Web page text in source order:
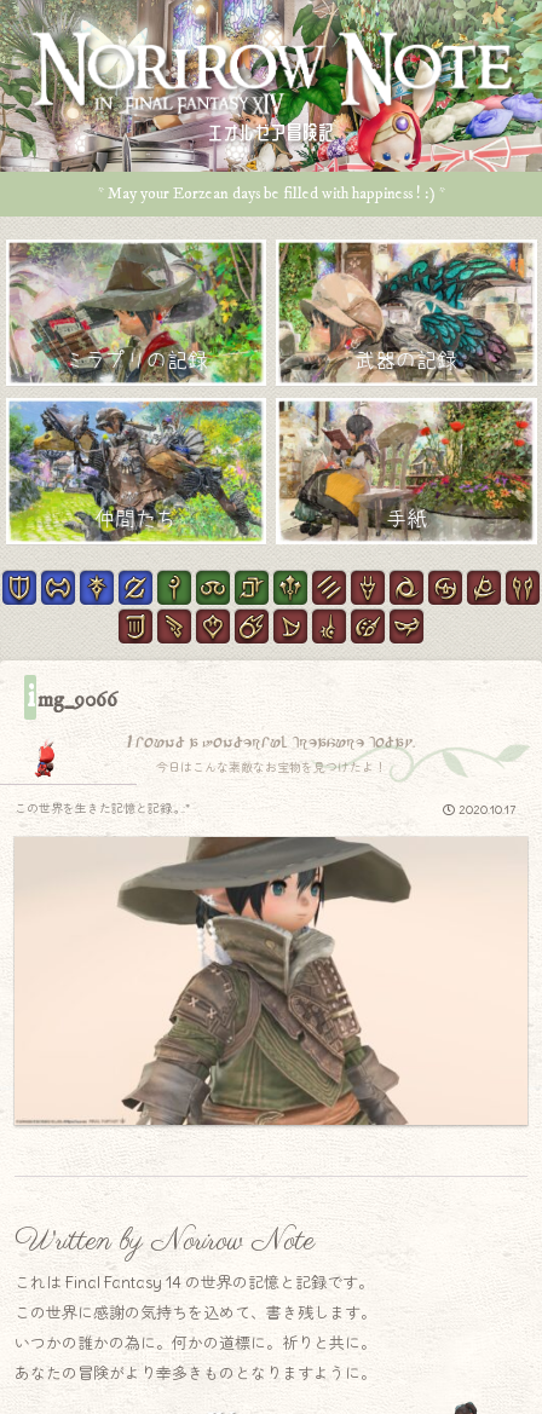
エオルゼア冒険記
* May your Eorzean days be filled with happiness ! :) *
ミラプリの記録 武器の記録
仲間たち 手紙
img_9066
I found a wonderful treasure today.
今日はこんな素敵なお宝物を見つけたよ！
2020.10.17
この世界を生きた記憶と記録.｡.:*
Written by Norirow Note
これは Final Fantasy 14 の世界の記憶と記録です。
この世界に感謝の気持ちを込めて、書き残します。
いつかの誰かの為に。何かの道標に。祈りと共に。
あなたの冒険がより幸多きものとなりますように。